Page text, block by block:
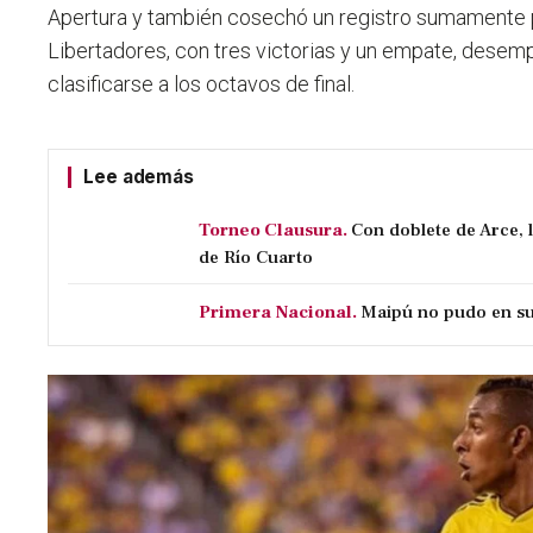
Apertura y también cosechó un registro sumamente
Libertadores, con tres victorias y un empate,
clasificarse a los octavos de final.
Lee además
Torneo Clausura. Con doblete de Arce,
de Río Cuarto
Primera Nacional. Maipú no pudo en